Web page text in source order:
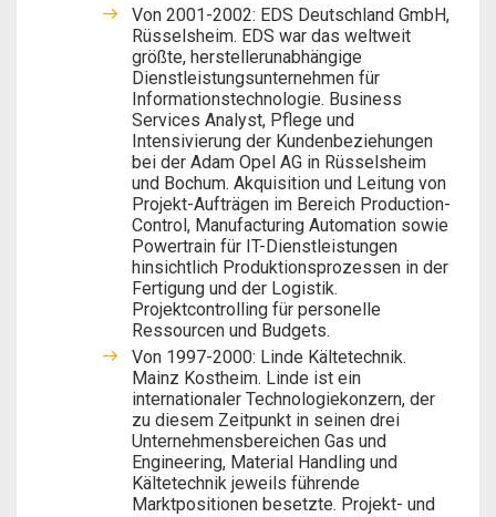
Von 2001-2002: EDS Deutschland GmbH,
Rüsselsheim. EDS war das weltweit
größte, herstellerunabhängige
Dienstleistungsunternehmen für
Informationstechnologie. Business
Services Analyst, Pflege und
Intensivierung der Kundenbeziehungen
bei der Adam Opel AG in Rüsselsheim
und Bochum. Akquisition und Leitung von
Projekt-Aufträgen im Bereich Production-
Control, Manufacturing Automation sowie
Powertrain für IT-Dienstleistungen
hinsichtlich Produktionsprozessen in der
Fertigung und der Logistik.
Projektcontrolling für personelle
Ressourcen und Budgets.
Von 1997-2000: Linde Kältetechnik.
Mainz Kostheim. Linde ist ein
internationaler Technologiekonzern, der
zu diesem Zeitpunkt in seinen drei
Unternehmensbereichen Gas und
Engineering, Material Handling und
Kältetechnik jeweils führende
Marktpositionen besetzte. Projekt- und